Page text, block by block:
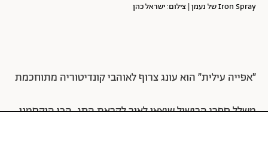
Iron Spray של נעמן | צילום: ישראל כהן
״אפייה עילית״ הוא עונג צרוף לאוהבי קונדיטוריה מתוחכמת
משלל ספרי הבישול שיצאו לאור לקראת החג, הכי הוקסמנו